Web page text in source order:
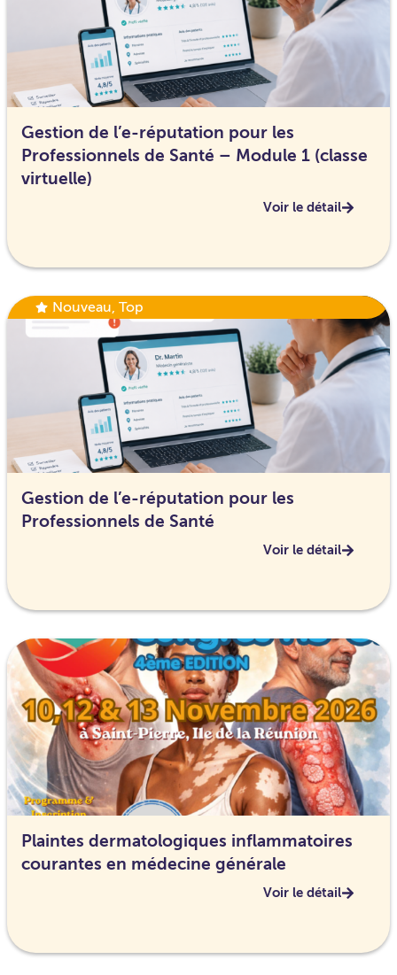
Gestion de l’e-réputation pour les
Professionnels de Santé – Module 1 (classe
virtuelle)
Voir le détail
Nouveau, Top
Gestion de l’e-réputation pour les
Professionnels de Santé
Voir le détail
Plaintes dermatologiques inflammatoires
courantes en médecine générale
Voir le détail